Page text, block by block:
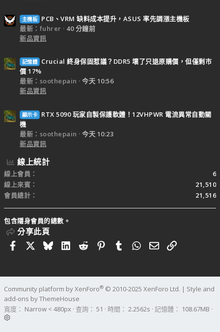
主機板
PCB、VRM 缺料成本提升，ASUS 率先調漲主機板
最新：fuhrer
40 分鐘前
新品資訊
記憶體
Crucial 終身保固惹議？DDR5 壞了只退原購價，但僅剩市
價 17%
最新：soothepain
今天 10:56
新品資訊
顯示卡
RTX 5090 玩家自製保護軟體！12VHPWR 電流異常自動關
機
最新：soothepain
今天 10:23
新品資訊
線上統計
線上會員
6
線上來賓
21,510
會員總計
21,516
包含隱身會員的總數。
分享此頁
FacebookBlueskyLinkedIn
RedditPinterestTumblrWhatsApp
電子郵件
連結
Community platform by XenForo® © 2010-2025 XenForo Ltd. | Style and
add-ons by ThemeHouse
寬度
查詢 51 時間 2.2562s 記憶體 108.67MB